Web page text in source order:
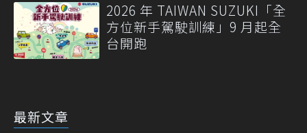
2026 年 TAIWAN SUZUKI「全
方位新手駕駛訓練」9 月起全
台開跑
最新文章